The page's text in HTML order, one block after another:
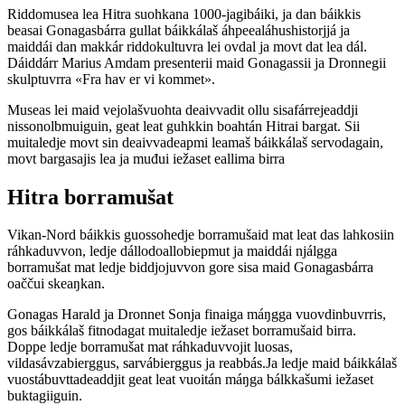
Riddomusea lea Hitra suohkana 1000-jagibáiki, ja dan báikkis
beasai Gonagasbárra gullat báikkálaš áhpeealáhushistorjjá ja
maiddái dan makkár riddokultuvra lei ovdal ja movt dat lea dál.
Dáiddárr Marius Amdam presenterii maid Gonagassii ja Dronnegii
skulptuvrra «Fra hav er vi kommet».
Museas lei maid vejolašvuohta deaivvadit ollu sisafárrejeaddji
nissonolbmuiguin, geat leat guhkkin boahtán Hitrai bargat. Sii
muitaledje movt sin deaivvadeapmi leamaš báikkálaš servodagain,
movt bargasajis lea ja muđui iežaset eallima birra
Hitra borramušat
Vikan-Nord báikkis guossohedje borramušaid mat leat das lahkosiin
ráhkaduvvon, ledje dállodoallobiepmut ja maiddái njálgga
borramušat mat ledje biddjojuvvon gore sisa maid Gonagasbárra
oaččui skeaŋkan.
Gonagas Harald ja Dronnet Sonja finaiga máŋgga vuovdinbuvrris,
gos báikkálaš fitnodagat muitaledje iežaset borramušaid birra.
Doppe ledje borramušat mat ráhkaduvvojit luosas,
vildasávzabierggus, sarvábierggus ja reabbás.Ja ledje maid báikkálaš
vuostábuvttadeaddjit geat leat vuoitán máŋga bálkkašumi iežaset
buktagiiguin.